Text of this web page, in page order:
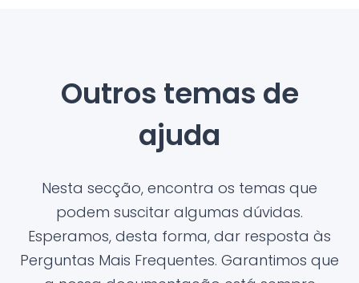
Outros temas de
ajuda
Nesta secção, encontra os temas que
podem suscitar algumas dúvidas.
Esperamos, desta forma, dar resposta às
Perguntas Mais Frequentes. Garantimos que